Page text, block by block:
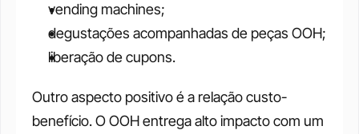
vending machines;
degustações acompanhadas de peças OOH;
liberação de cupons.
Outro aspecto positivo é a relação custo-
benefício. O OOH entrega alto impacto com um